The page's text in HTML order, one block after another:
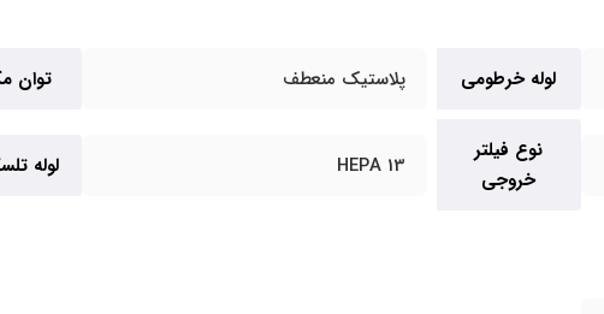
لوله خرطومی پلاستیک منعطف توان
نوع فیلتر
خروجی
13 HEPA لوله